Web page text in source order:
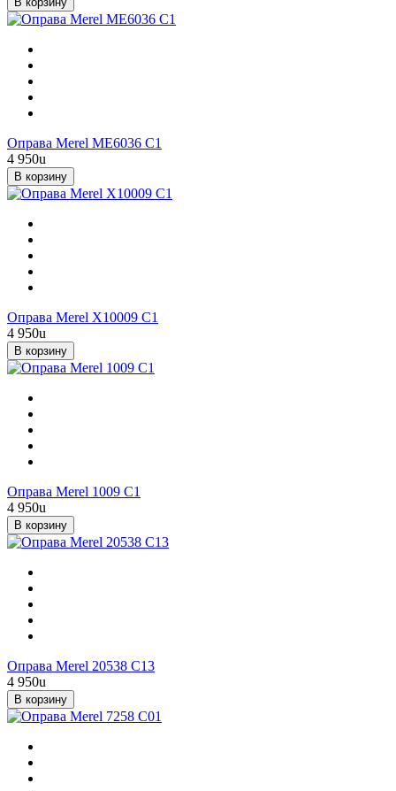
Оправа Merel ME6036 C1
4 950u
В корзину
Оправа Merel X10009 C1
4 950u
В корзину
Оправа Merel 1009 C1
4 950u
В корзину
Оправа Merel 20538 C13
4 950u
В корзину